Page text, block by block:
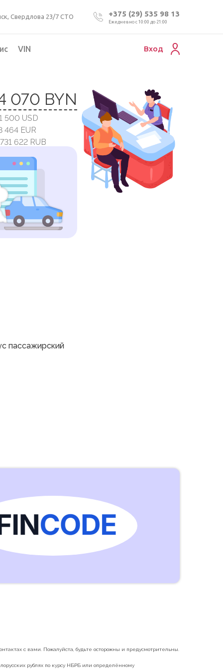
Свердлова 23/7 СТО +375 (29) 535 98 13
Ежедневно с 10:00 до 21:00
Проверка VIN номера авто
Пригон авто из Беларуси
Подбор мотоцикла
VIN Вход
070 BYN
500 USD
464 EUR
622 RUB
пассажирский
с вами. Пожалуйста, будьте осторожны и предусмотрительны.
рублях по курсу НБРБ или определённому